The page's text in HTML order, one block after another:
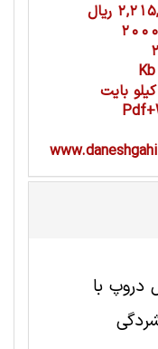
ریال
دروپ با